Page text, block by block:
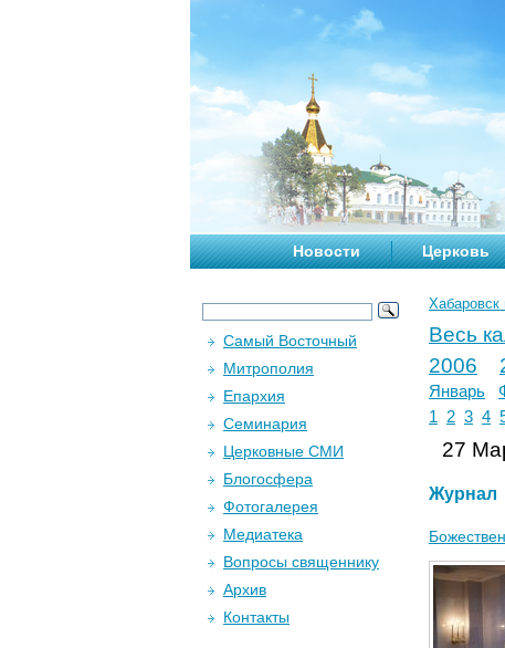
Новости Церковь
Хабаровск
Весь
2006
Январь
1
2 3 4
27
Журнал
Самый Восточный
Митрополия
Епархия
Семинария
Церковные СМИ
Блогосфера
Фотогалерея
Медиатека
Вопросы священнику
Архив
Контакты